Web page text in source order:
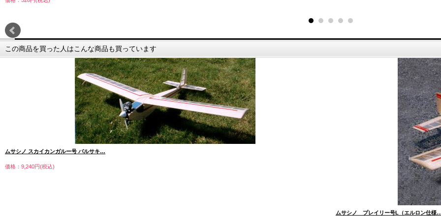
この商品を買った人はこんな商品も買っています
ムサシノ スカイカンガルー号 バルサキ…
価格：9,240円(税込)
ムサシノ プレイリー号L（エルロン仕様